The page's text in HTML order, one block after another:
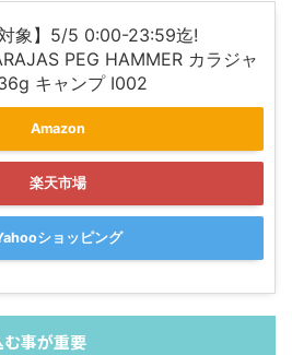
対象】5/5 0:00-23:59迄!
PEG HAMMER カラジャ
キャンプ I002
Amazon
楽天市場
ショッピング
事が重要